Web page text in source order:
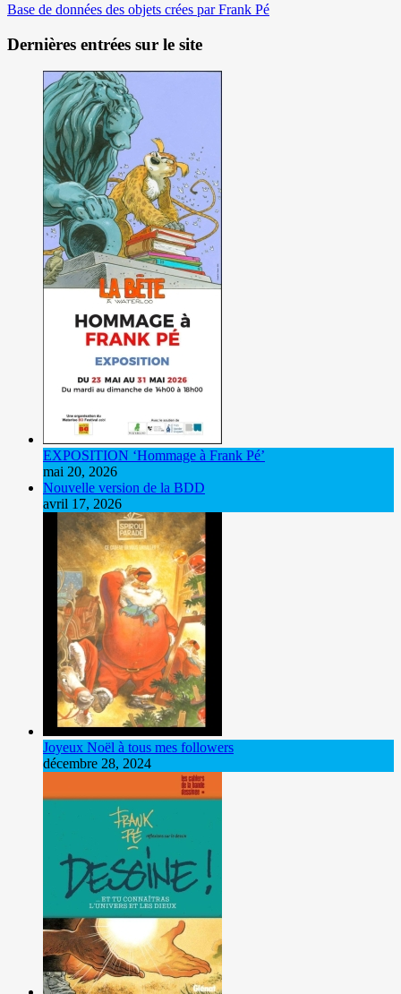
Base de données des objets crées par Frank Pé
Dernières entrées sur le site
EXPOSITION ‘Hommage à Frank Pé’
mai 20, 2026
Nouvelle version de la BDD
avril 17, 2026
Joyeux Noël à tous mes followers
décembre 28, 2024